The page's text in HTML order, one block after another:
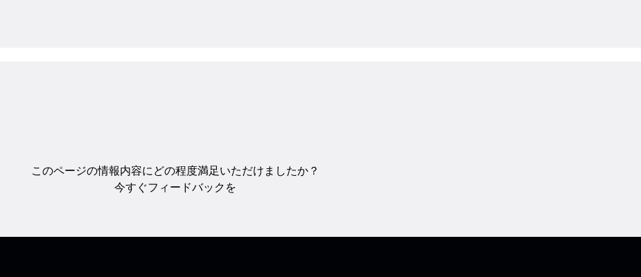
このページの情報内容にどの程度満足いただけましたか？
今すぐフィードバックを